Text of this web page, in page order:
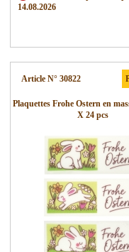
14.08.2026
Article N° 30822
Plaquettes Frohe Ostern en
X 24 pcs